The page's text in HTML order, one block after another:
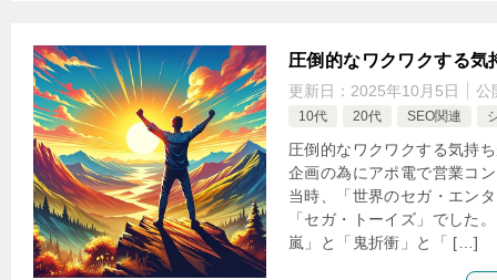
圧倒的なワクワクする気
更新日： 2025年10月5日 公
10代 20代 SEO関連
圧倒的なワクワクする気持
企画の為にアポ電で営業コ
当時、「世界のセガ・エン
「セガ・トーイズ」でした
嵐」と「鬼折衝」と「 […]